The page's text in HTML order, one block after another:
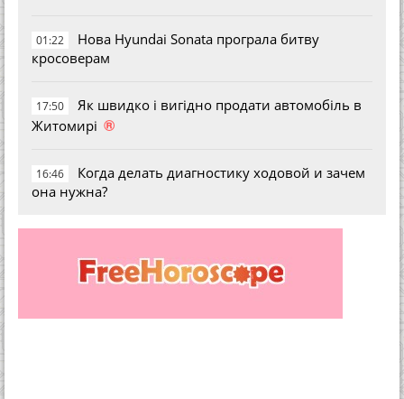
01:22
Нова Hyundai Sonata програла битву
кросоверам
17:50
Як швидко і вигідно продати автомобіль в
Житомирі ®
16:46
Когда делать диагностику ходовой и зачем
она нужна?